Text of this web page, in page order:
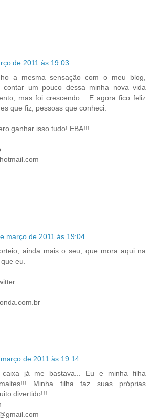
de 2011 às 19:03
a mesma sensação com o meu blog,
contar um pouco dessa minha nova vida
mas foi crescendo... E agora fico feliz
que fiz, pessoas que conheci.
ganhar isso tudo! EBA!!!
março de 2011 às 19:04
ainda mais o seu, que mora aqui na
eu.
de 2011 às 19:14
já me bastava... Eu e minha filha
Minha filha faz suas próprias
divertido!!!